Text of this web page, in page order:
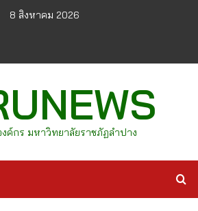
8 สิงหาคม 2026
งค์กร มหาวิทยาลัยราชภัฏลำปาง